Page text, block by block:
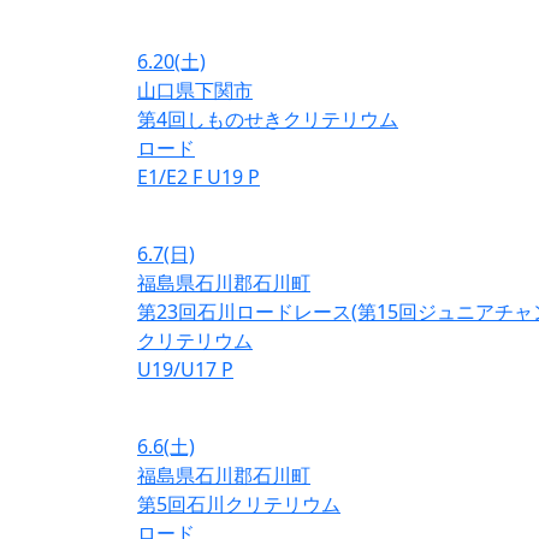
6.20(土)
山口県下関市
第4回しものせきクリテリウム
ロード
E1/E2 F U19 P
6.7(日)
福島県石川郡石川町
第23回石川ロードレース(第15回ジュニアチャ
クリテリウム
U19/U17 P
6.6(土)
福島県石川郡石川町
第5回石川クリテリウム
ロード